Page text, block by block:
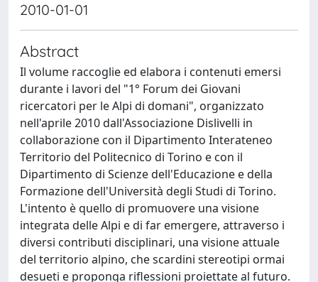
2010-01-01
Abstract
Il volume raccoglie ed elabora i contenuti emersi
durante i lavori del "1° Forum dei Giovani
ricercatori per le Alpi di domani", organizzato
nell'aprile 2010 dall'Associazione Dislivelli in
collaborazione con il Dipartimento Interateneo
Territorio del Politecnico di Torino e con il
Dipartimento di Scienze dell'Educazione e della
Formazione dell'Università degli Studi di Torino.
L'intento è quello di promuovere una visione
integrata delle Alpi e di far emergere, attraverso i
diversi contributi disciplinari, una visione attuale
del territorio alpino, che scardini stereotipi ormai
desueti e proponga riflessioni proiettate al futuro.